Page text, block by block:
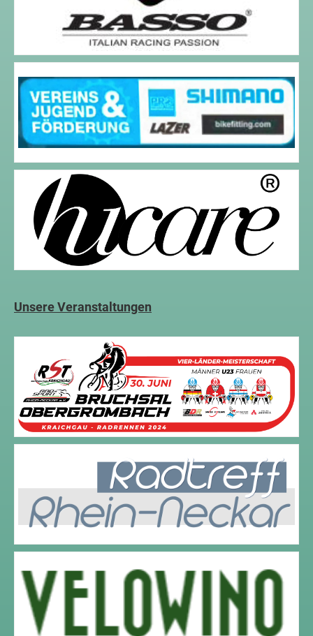
Unsere Veranstaltungen